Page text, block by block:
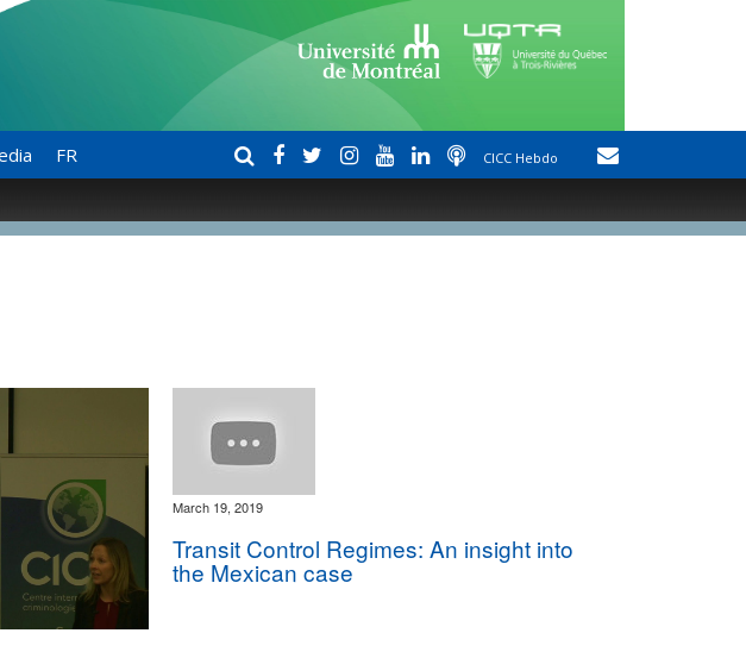
FR CICC Hebdo
March 19, 2019
Transit Control Regimes: An insight into
the Mexican case